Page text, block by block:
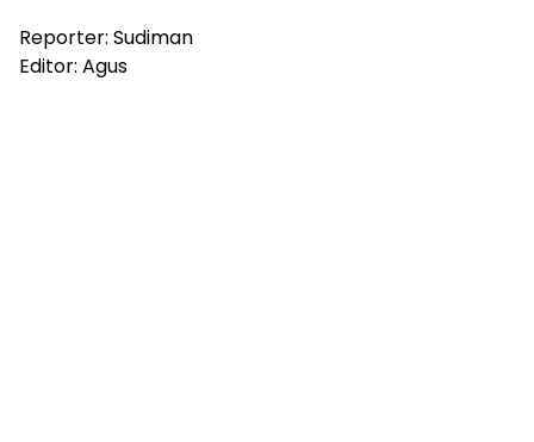
Reporter: Sudiman
Editor: Agus